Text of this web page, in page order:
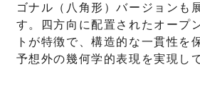
ゴナル（八角形）バージョンも
す。四方向に配置されたオープ
トが特徴で、構造的な一貫性を
予想外の幾何学的表現を実現し